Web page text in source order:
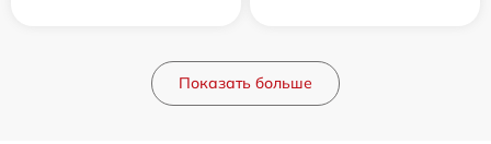
Показать больше